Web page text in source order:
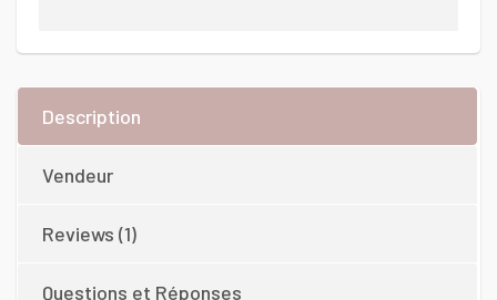
Description
Vendeur
Reviews (1)
Questions et Réponses